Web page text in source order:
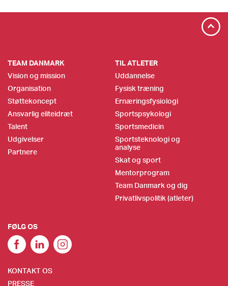
TEAM DANMARK
Vision og mission
Organisation
Støttekoncept
Ansvarlig eliteidræt
Talent
Udgivelser
Partnere
TIL ATLETER
Uddannelse
Fysisk træning
Ernæringsfysiologi
Sportspsykologi
Sportsmedicin
Sportsteknologi og
analyse
Skat og sport
Mentorprogram
Team Danmark og dig
Privatlivspolitik (atleter)
FØLG OS
KONTAKT OS
PRESSE